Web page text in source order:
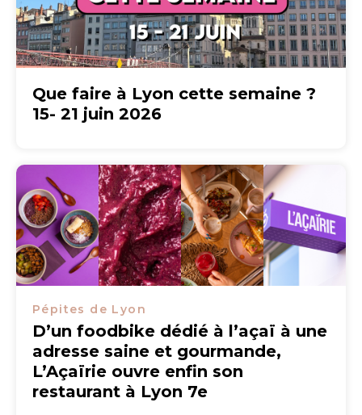
Que faire à Lyon cette semaine ?
15- 21 juin 2026
Pépites de Lyon
D’un foodbike dédié à l’açaï à une
adresse saine et gourmande,
L’Açaïrie ouvre enfin son
restaurant à Lyon 7e